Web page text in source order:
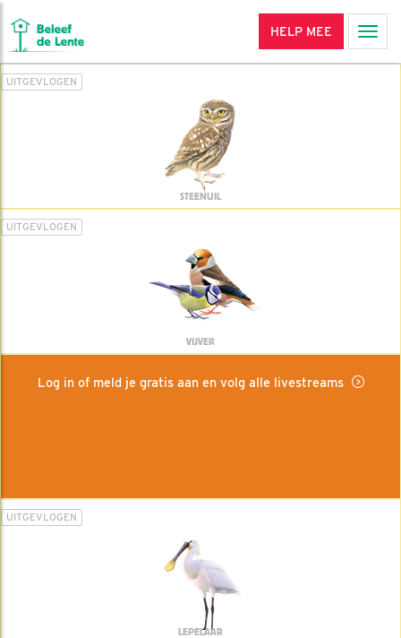
HELP MEE
UITGEVLOGEN
STEENUIL
UITGEVLOGEN
VIJVER
Log in of meld je gratis aan en volg alle livestreams
UITGEVLOGEN
LEPELAAR